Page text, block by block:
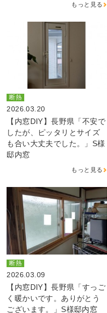
もっと見る
断熱
2026.03.20
【内窓DIY】長野県「不安で
したが、ピッタリとサイズ
も合い大丈夫でした。」S様
邸内窓
もっと見る
断熱
2026.03.09
【内窓DIY】長野県「すっご
く暖かいです。ありがとう
ございます。」S様邸内窓